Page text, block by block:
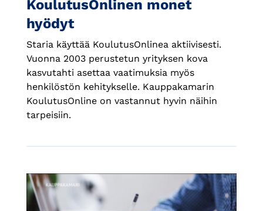
KoulutusOnlinen monet
hyödyt
Staria käyttää KoulutusOnlinea aktiivisesti.
Vuonna 2003 perustetun yrityksen kova
kasvutahti asettaa vaatimuksia myös
henkilöstön kehitykselle. Kauppakamarin
KoulutusOnline on vastannut hyvin näihin
tarpeisiin.